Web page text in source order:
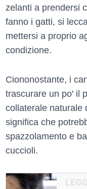
zelanti a prendersi
fanno i gatti, si
mettersi a proprio
condizione.
Ciononostante, i
trascurare un po' il
collaterale naturale
significa che
spazzolamento e
cuccioli.